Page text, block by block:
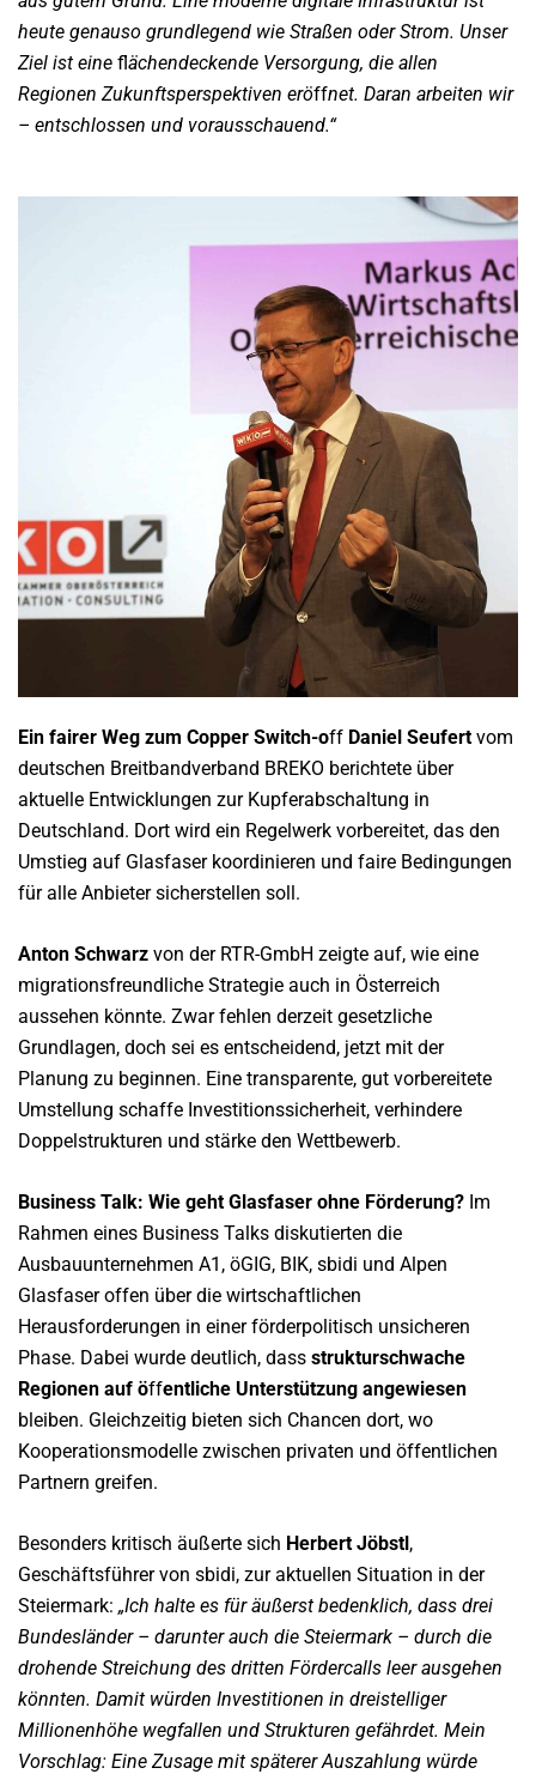
heute genauso grundlegend wie Straßen oder Strom. Unser
Ziel ist eine flächendeckende Versorgung, die allen
Regionen Zukunftsperspektiven eröffnet. Daran arbeiten wir
– entschlossen und vorausschauend.“
Ein fairer Weg zum Copper Switch-off Daniel Seufert vom
deutschen Breitbandverband BREKO berichtete über
aktuelle Entwicklungen zur Kupferabschaltung in
Deutschland. Dort wird ein Regelwerk vorbereitet, das den
Umstieg auf Glasfaser koordinieren und faire Bedingungen
für alle Anbieter sicherstellen soll.
Anton Schwarz von der RTR-GmbH zeigte auf, wie eine
migrationsfreundliche Strategie auch in Österreich
aussehen könnte. Zwar fehlen derzeit gesetzliche
Grundlagen, doch sei es entscheidend, jetzt mit der
Planung zu beginnen. Eine transparente, gut vorbereitete
Umstellung schaffe Investitionssicherheit, verhindere
Doppelstrukturen und stärke den Wettbewerb.
Business Talk: Wie geht Glasfaser ohne Förderung? Im
Rahmen eines Business Talks diskutierten die
Ausbauunternehmen A1, öGIG, BIK, sbidi und Alpen
Glasfaser offen über die wirtschaftlichen
Herausforderungen in einer förderpolitisch unsicheren
Phase. Dabei wurde deutlich, dass strukturschwache
Regionen auf öffentliche Unterstützung angewiesen
bleiben. Gleichzeitig bieten sich Chancen dort, wo
Kooperationsmodelle zwischen privaten und öffentlichen
Partnern greifen.
Besonders kritisch äußerte sich Herbert Jöbstl ,
Geschäftsführer von sbidi, zur aktuellen Situation in der
Steiermark: „Ich halte es für äußerst bedenklich, dass drei
Bundesländer – darunter auch die Steiermark – durch die
drohende Streichung des dritten Fördercalls leer ausgehen
könnten. Damit würden Investitionen in dreistelliger
Millionenhöhe wegfallen und Strukturen gefährdet. Mein
Vorschlag: Eine Zusage mit späterer Auszahlung würde